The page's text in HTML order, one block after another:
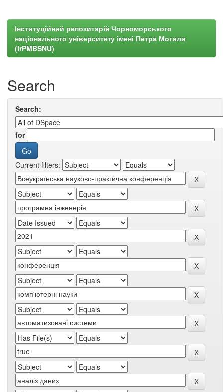
Інституційний репозитарій Чорноморського
національного університету імені Петра Могили
(irPMBSNU)
Search
Search:
for
Current filters: